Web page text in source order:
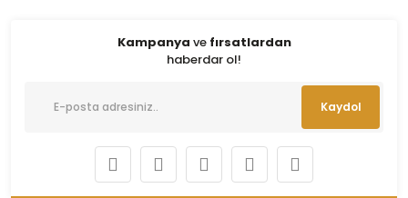
Kampanya ve fırsatlardan
haberdar ol!
Kaydol